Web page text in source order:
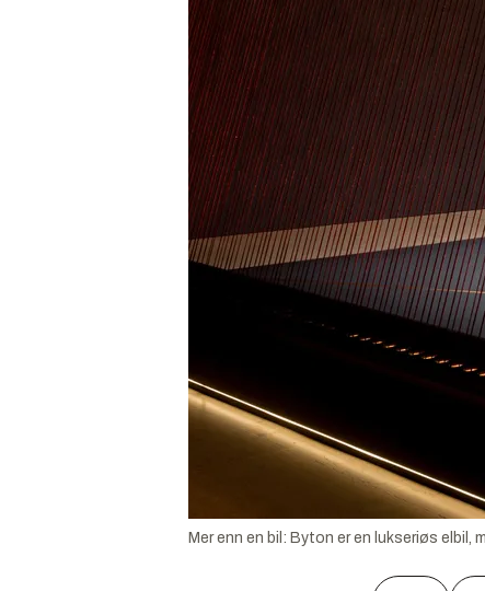
Mer enn en bil: Byton er en lukseriøs